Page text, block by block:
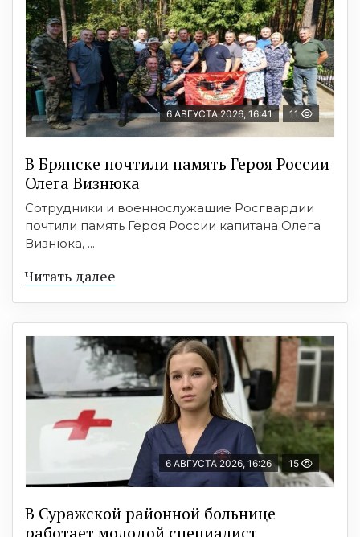
6 АВГУСТА 2026, 16:41 11
В Брянске почтили память Героя России
Олега Визнюка
Сотрудники и военнослужащие Росгвардии
почтили память Героя России капитана Олега
Визнюка, ...
Читать далее
6 АВГУСТА 2026, 16:26 15
В Суражской районной больнице
работает молодой специалист